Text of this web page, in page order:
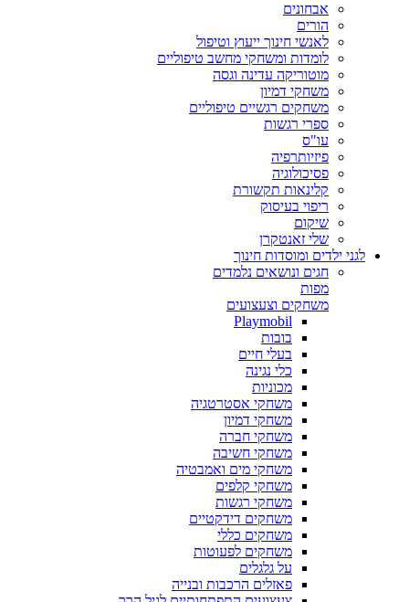
אבחונים
הורים
לאנשי חינוך ייעוץ וטיפול
לומדות ומשחקי מחשב טיפוליים
מוטוריקה עדינה וגסה
משחקי דמיון
משחקים רגשיים טיפוליים
ספרי רגשות
עו"ס
פיזיותרפיה
פסיכולוגיה
קלינאות תקשורת
ריפוי בעיסוק
שיקום
שלי זאנטקרן
לגני ילדים ומוסדות חינוך
חגים ונושאים נלמדים
מפות
משחקים וצעצועים
Playmobil
בובות
בעלי חיים
כלי נגינה
מכוניות
משחקי אסטרטגיה
משחקי דמיון
משחקי חברה
משחקי חשיבה
משחקי מים ואמבטיה
משחקי קלפים
משחקי רגשות
משחקים דידקטיים
משחקים כללי
משחקים לפעוטות
על גלגלים
פאזלים הרכבות ובנייה